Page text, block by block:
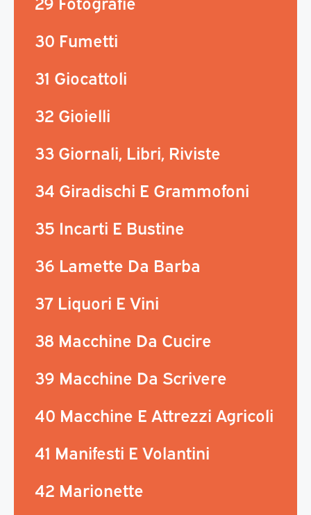
30 Fumetti
31 Giocattoli
32 Gioielli
33 Giornali, Libri, Riviste
34 Giradischi E Grammofoni
35 Incarti E Bustine
36 Lamette Da Barba
37 Liquori E Vini
38 Macchine Da Cucire
39 Macchine Da Scrivere
40 Macchine E Attrezzi Agricoli
41 Manifesti E Volantini
42 Marionette